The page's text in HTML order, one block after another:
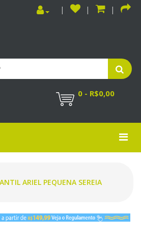
0 - R$0,00
ARIEL PEQUENA SEREIA